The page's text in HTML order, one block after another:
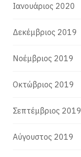
Ιανουάριος 2020
Δεκέμβριος 2019
Νοέμβριος 2019
Οκτώβριος 2019
Σεπτέμβριος 2019
Αύγουστος 2019